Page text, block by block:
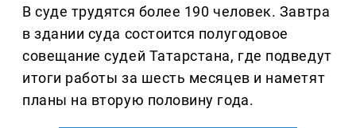
В суде трудятся более 190 человек. Завтра
в здании суда состоится полугодовое
совещание судей Татарстана, где подведут
итоги работы за шесть месяцев и наметят
планы на вторую половину года.